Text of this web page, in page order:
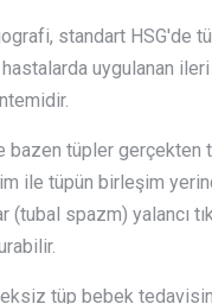
standart HSG'de
uygulanan
bazen tüpler gerçekten
ile tüpün birleşim
(tubal spazm) yalancı
tüp bebek